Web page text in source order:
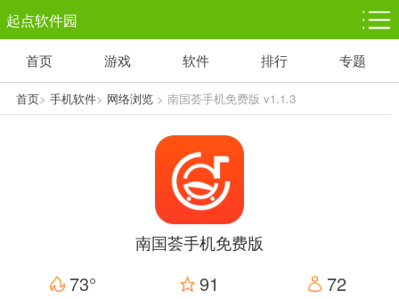
起点软件园
塔防游戏
1千+款游戏
休闲益智
1万+款游戏
体育竞技
5百+款游戏
赛车竞速
3百+款游戏
首页 游戏 软件 排行 专题
首页> 手机软件> 网络浏览> 南国荟手机免费版 v1.1.3
南国荟手机免费版
73° 91 72